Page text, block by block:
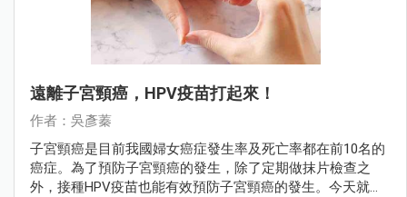
遠離子宮頸癌，HPV疫苗打起來！
作者：吳彥蓁
子宮頸癌是目前我國婦女癌症發生率及死亡率都在前10名的
癌症。為了預防子宮頸癌的發生，除了定期做抹片檢查之
外，接種HPV疫苗也能有效預防子宮頸癌的發生。今天就讓